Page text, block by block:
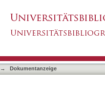
→ Dokumentanzeige